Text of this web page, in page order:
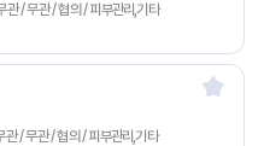
/ 무관 / 협의 / 피부관리,기타
/ 무관 / 협의 / 피부관리,기타